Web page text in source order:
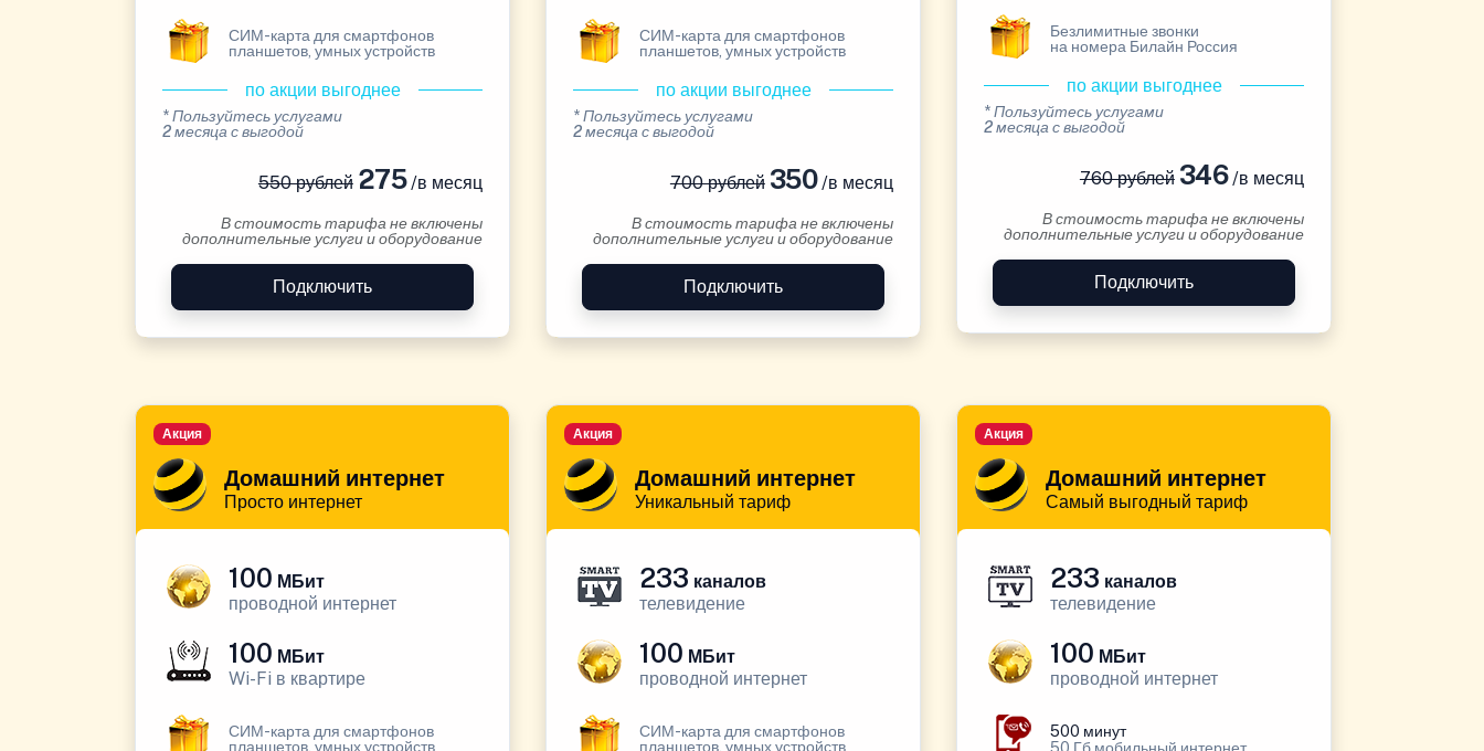
СИМ-карта для смартфонов
планшетов, умных устройств
по акции выгоднее
* Пользуйтесь услугами
2 месяца с выгодой
550 рублей275/в месяц
В стоимость тарифа не включены
дополнительные услуги и оборудование
Подключить
СИМ-карта для смартфонов
планшетов, умных устройств
по акции выгоднее
* Пользуйтесь услугами
2 месяца с выгодой
700 рублей350/в месяц
В стоимость тарифа не включены
дополнительные услуги и оборудование
Подключить
Безлимитные звонки
на номера Билайн Россия
по акции выгоднее
* Пользуйтесь услугами
2 месяца с выгодой
760 рублей346/в месяц
В стоимость тарифа не включены
дополнительные услуги и оборудование
Подключить
Домашний интернет
Просто интернет
Акция
100 МБит
проводной интернет
100 МБит
Wi-Fi в квартире
СИМ-карта для смартфонов
планшетов, умных устройств
Домашний интернет
Уникальный тариф
Акция
233 каналов
телевидение
100 МБит
проводной интернет
СИМ-карта для смартфонов
планшетов, умных устройств
Домашний интернет
Самый выгодный тариф
Акция
233 каналов
телевидение
100 МБит
проводной интернет
500 минут